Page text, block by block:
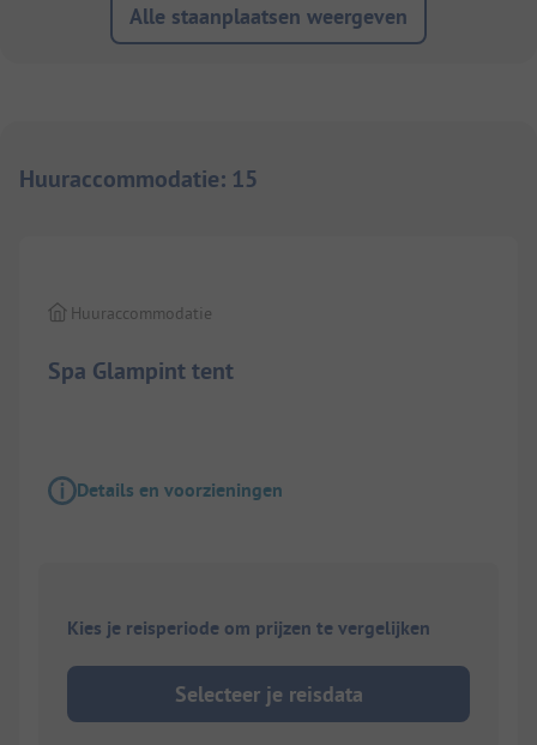
Alle staanplaatsen weergeven
Huuraccommodatie: 15
Spa Glampint tent
Huuraccommodatie
Details en voorzieningen
Kies je reisperiode om prijzen te vergelijken
Selecteer je reisdata